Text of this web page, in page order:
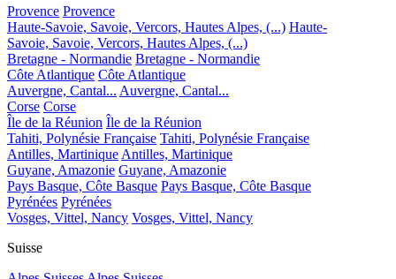
Provence Provence
Haute-Savoie, Savoie, Vercors, Hautes Alpes, (...) Haute-
Savoie, Savoie, Vercors, Hautes Alpes, (...)
Bretagne - Normandie Bretagne - Normandie
Côte Atlantique Côte Atlantique
Auvergne, Cantal... Auvergne, Cantal...
Corse Corse
Île de la Réunion Île de la Réunion
Tahiti, Polynésie Française Tahiti, Polynésie Française
Antilles, Martinique Antilles, Martinique
Guyane, Amazonie Guyane, Amazonie
Pays Basque, Côte Basque Pays Basque, Côte Basque
Pyrénées Pyrénées
Vosges, Vittel, Nancy Vosges, Vittel, Nancy
Suisse